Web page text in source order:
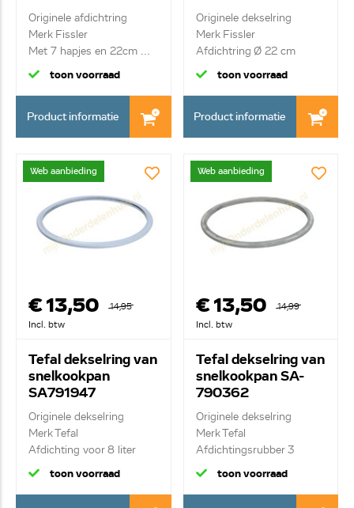
795/0
Originele afdichtring
Merk Fissler
Met 7 hapjes en 22cm ...
toon voorraad
Product informatie
205/0
Originele dekselring
Merk Fissler
Afdichtring Ø 22 cm
toon voorraad
Product informatie
Web aanbieding
€ 13,50
14,95
Incl. btw
Tefal dekselring van
snelkookpan
SA791947
Originele dekselring
Merk Tefal
Afdichting voor 8 liter
toon voorraad
Web aanbieding
€ 13,50
14,99
Incl. btw
Tefal dekselring van
snelkookpan SA-
790362
Originele dekselring
Merk Tefal
Afdichtingsrubber 3
/4,5...
toon voorraad